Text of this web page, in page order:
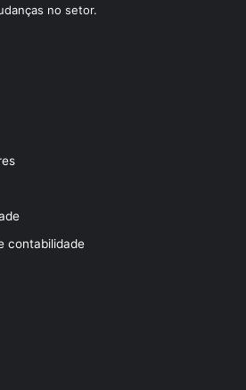
no setor.
contabilidade